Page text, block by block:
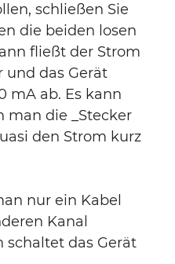
schließen Sie
die beiden losen
fließt der Strom
und das Gerät
mA ab. Es kann
man die _Stecker
den Strom kurz
nur ein Kabel
Kanal
schaltet das Gerät